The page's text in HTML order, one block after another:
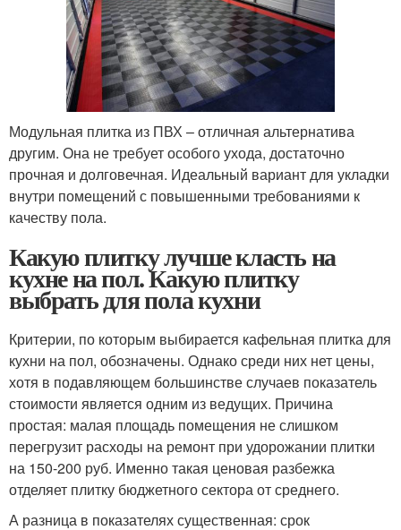
Модульная плитка из ПВХ – отличная альтернатива
другим. Она не требует особого ухода, достаточно
прочная и долговечная. Идеальный вариант для укладки
внутри помещений с повышенными требованиями к
качеству пола.
Какую плитку лучше класть на
кухне на пол. Какую плитку
выбрать для пола кухни
Критерии, по которым выбирается кафельная плитка для
кухни на пол, обозначены. Однако среди них нет цены,
хотя в подавляющем большинстве случаев показатель
стоимости является одним из ведущих. Причина
простая: малая площадь помещения не слишком
перегрузит расходы на ремонт при удорожании плитки
на 150-200 руб. Именно такая ценовая разбежка
отделяет плитку бюджетного сектора от среднего.
А разница в показателях существенная: срок